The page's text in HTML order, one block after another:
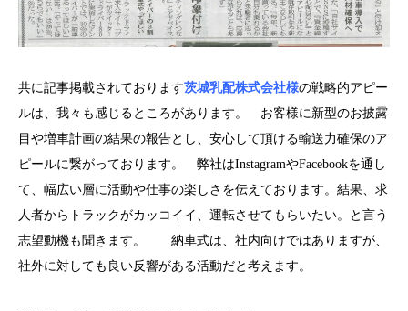
共に記事掲載されております茨城乳配株式会社様の戦略的アピー
ルは、我々も感じるところがあります。 お客様に新型のお披露
目や増車計画の結果の報告とし、安心して頂ける輸送力確保のア
ピールに繋がっております。 弊社はInstagramやFacebookを通し
て、幅広い層に活動や仕事の楽しさを伝えております。結果、求
人者からトラックがカッコイイ、運転させてもらいたい。と言う
志望動機も聞きます。 納車式は、社内向けではありますが、
社外に対しても良い反響がある活動だと考えます。